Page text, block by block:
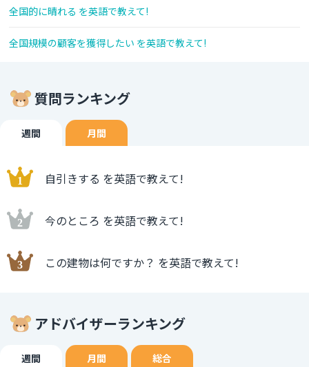
全国的に晴れる を英語で教えて!
全国規模の顧客を獲得したい を英語で教えて!
質問ランキング
週間 月間
自引きする を英語で教えて!
今のところ を英語で教えて!
この建物は何ですか？ を英語で教えて!
アドバイザーランキング
週間 月間 総合